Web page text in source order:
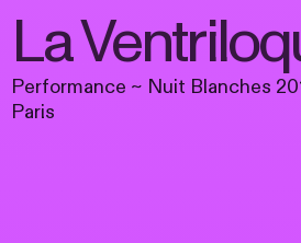
La
Performance ~ Nuit Blanches
Paris